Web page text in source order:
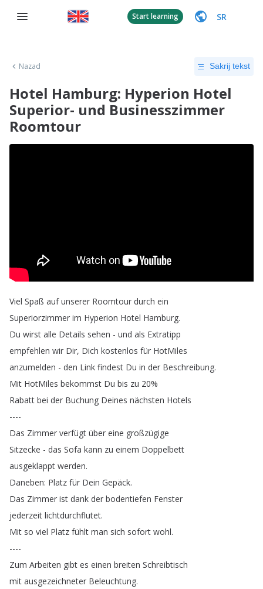
Start learning SR
Nazad Sakrij tekst
Hotel Hamburg: Hyperion Hotel
Superior- und Businesszimmer
Roomtour
Viel Spaß auf unserer Roomtour durch ein
Superiorzimmer im Hyperion Hotel Hamburg.
Du wirst alle Details sehen - und als Extratipp
empfehlen wir Dir, Dich kostenlos für HotMiles
anzumelden - den Link findest Du in der Beschreibung.
Mit HotMiles bekommst Du bis zu 20%
Rabatt bei der Buchung Deines nächsten Hotels
----
Das Zimmer verfügt über eine großzügige
Sitzecke - das Sofa kann zu einem Doppelbett
ausgeklappt werden.
Daneben: Platz für Dein Gepäck.
Das Zimmer ist dank der bodentiefen Fenster
jederzeit lichtdurchflutet.
Mit so viel Platz fühlt man sich sofort wohl.
----
Zum Arbeiten gibt es einen breiten Schreibtisch
mit ausgezeichneter Beleuchtung.